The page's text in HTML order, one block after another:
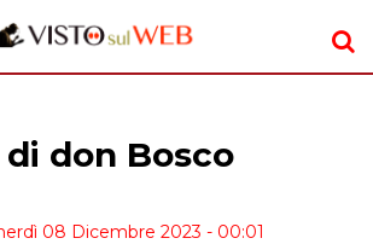
di don Bosco
08 Dicembre 2023 - 00:01